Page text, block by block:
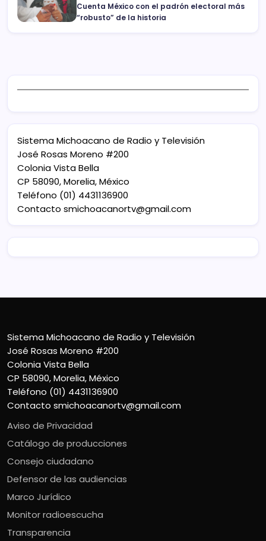
Cuenta México con el padrón electoral más
“robusto” de la historia
Sistema Michoacano de Radio y Televisión
José Rosas Moreno #200
Colonia Vista Bella
CP 58090, Morelia, México
Teléfono (01) 4431136900
Contacto smichoacanortv@gmail.com
Sistema Michoacano de Radio y Televisión
José Rosas Moreno #200
Colonia Vista Bella
CP 58090, Morelia, México
Teléfono (01) 4431136900
Contacto smichoacanortv@gmail.com
Aviso de Privacidad
Catálogo de producciones
Consejo ciudadano
Defensor de las audiencias
Marco Jurídico
Monitor radioescucha
Transparencia